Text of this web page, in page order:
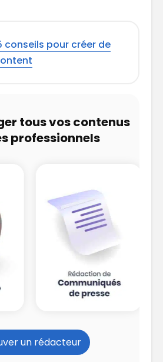
conseils pour créer de
tous vos contenus
professionnels
un rédacteur